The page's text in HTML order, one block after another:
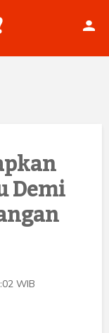
Demi
WIB